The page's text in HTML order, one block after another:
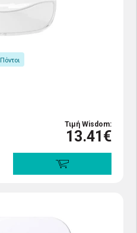
Πόντοι
Τιμή Wisdom:
13.41€